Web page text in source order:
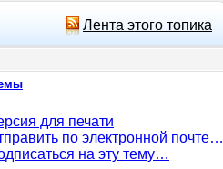
Лента этого топика
для печати
по электронной почте…
на эту тему…